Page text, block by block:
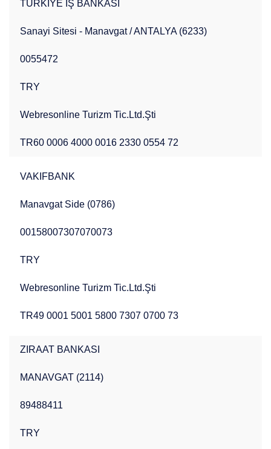
TÜRKİYE İŞ BANKASI
Sanayi Sitesi - Manavgat / ANTALYA (6233)
0055472
TRY
Webresonline Turizm Tic.Ltd.Şti
TR60 0006 4000 0016 2330 0554 72
VAKIFBANK
Manavgat Side (0786)
00158007307070073
TRY
Webresonline Turizm Tic.Ltd.Şti
TR49 0001 5001 5800 7307 0700 73
ZIRAAT BANKASI
MANAVGAT (2114)
89488411
TRY